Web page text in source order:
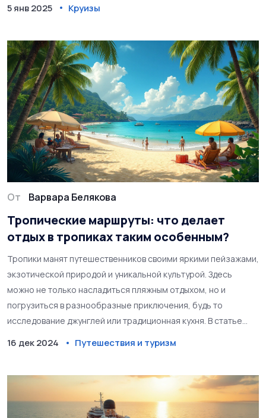
круиза и как можно сэкономить. Также дано несколько
5 янв 2025 Круизы
От Варвара Белякова
Тропические маршруты: что делает
отдых в тропиках таким особенным?
Тропики манят путешественников своими яркими пейзажами,
экзотической природой и уникальной культурой. Здесь
можно не только насладиться пляжным отдыхом, но и
погрузиться в разнообразные приключения, будь то
исследование джунглей или традиционная кухня. В статье
направлений, а также советы по комфортному и
тайны тропиков до края в этом увлекательном путешествии.
16 дек 2024 Путешествия и туризм